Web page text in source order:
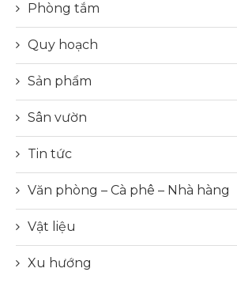
Phòng tắm
Quy hoạch
Sản phẩm
Sân vườn
Tin tức
Văn phòng – Cà phê – Nhà hàng
Vật liệu
Xu hướng